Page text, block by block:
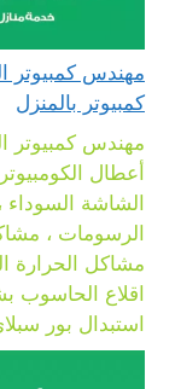
كمبيوتر بالمنزل
مهندس كمبيوتر
أعطال
الشاشة
الرسومات ،
مشاكل الحرارة
اقلاع الحاسوب
استبدال بور